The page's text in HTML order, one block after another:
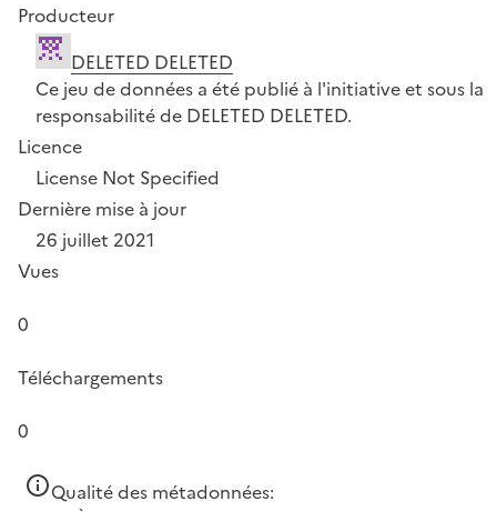
Producteur
DELETED DELETED
Ce jeu de données a été publié à l'initiative et sous la
responsabilité de DELETED DELETED.
Licence
License Not Specified
Dernière mise à jour
26 juillet 2021
Vues
0
Téléchargements
0
Qualité des métadonnées: